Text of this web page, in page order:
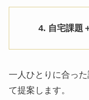
4. 自宅課題
一人ひとりに合っ
て提案します。